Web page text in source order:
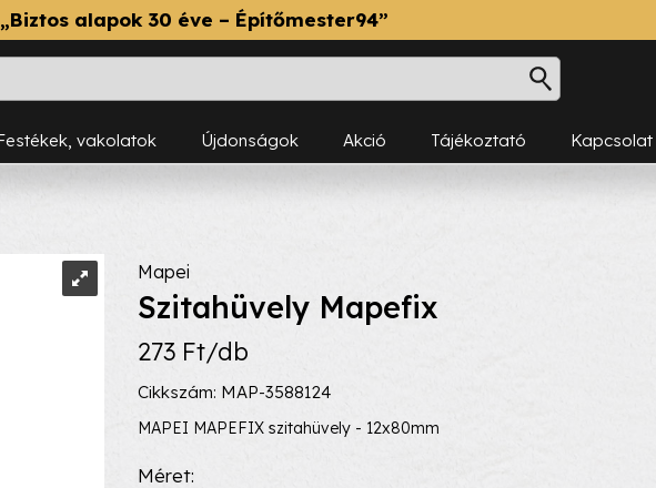
„Biztos alapok 30 éve – Építőmester94”
Festékek, vakolatok Újdonságok Akció Tájékoztató Kapcsolat
Mapei
Szitahüvely Mapefix
273 Ft/db
Cikkszám: MAP-3588124
MAPEI MAPEFIX szitahüvely - 12x80mm
Méret